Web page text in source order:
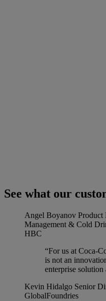
See what our
Angel Boyanov Product
Management & Cold
HBC
“For us at Coca-
is not an
enterprise solution
Kevin Hidalgo Senior
GlobalFoundries